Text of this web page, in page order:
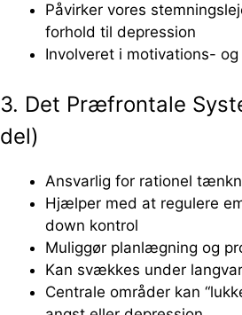
Påvirker vores
forhold til depression
Involveret i motivations-
3. Det Præfrontale
del)
Ansvarlig for rationel
Hjælper med at regulere
down kontrol
Muliggør planlægning og
Kan svækkes under
Centrale områder kan